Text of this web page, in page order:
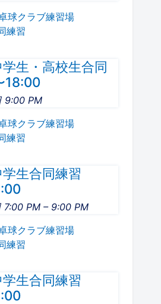
球クラブ練習場
練習
生・高校生合同
18:00
9:00 PM
球クラブ練習場
練習
生合同練習
7:00 PM – 9:00 PM
球クラブ練習場
練習
生合同練習